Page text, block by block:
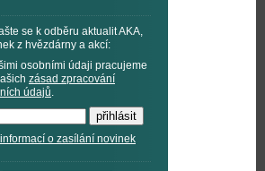
se k odběru aktualit AKA,
z hvězdárny a akcí:
osobními údaji pracujeme
zásad zpracování
údajů.
o zasílání novinek